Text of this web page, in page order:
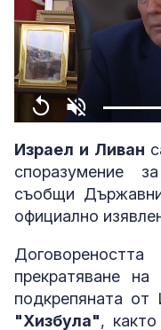
Replay Unmute
Израел и Ливан
споразумение
съобщи
официално
прекратяване
подкрепяната от
"Хизбула",